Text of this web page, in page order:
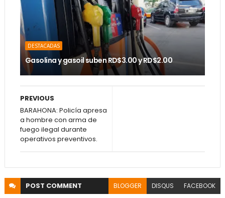
DESTACADAS
Gasolina y gasoil suben RD$3.00 y RD$2.00
PREVIOUS
BARAHONA: Policía apresa
a hombre con arma de
fuego ilegal durante
operativos preventivos.
POST COMMENT BLOGGER DISQUS FACEBOOK